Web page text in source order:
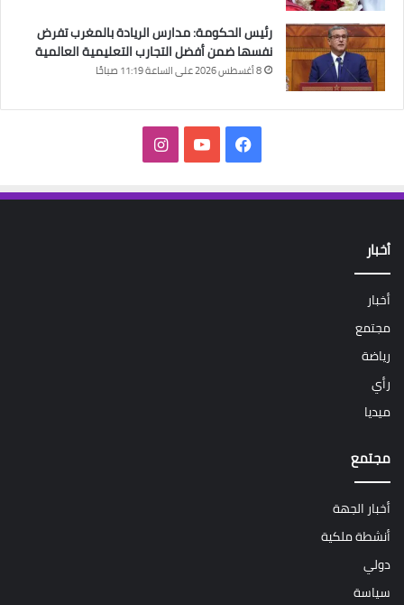
رئيس الحكومة: مدارس الريادة بالمغرب تفرض
نفسها ضمن أفضل التجارب التعليمية العالمية
8 أغسطس 2026 على الساعة 11:19 صباحًا
فيسبوك‫YouTubeانستقرام
أخبار
أخبار
مجتمع
رياضة
رأي
ميديا
مجتمع
أخبار الجهة
أنشطة ملكية
دولي
سياسة